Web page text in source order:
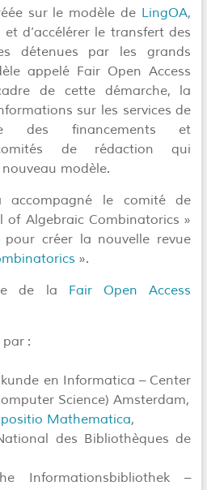
sur le modèle de LingOA,
d’accélérer le transfert des
détenues par les grands
appelé Fair Open Access
de cette démarche, la
sur les services de
des financements et
de rédaction qui
modèle.
accompagné le comité de
of Algebraic Combinatorics »
créer la nouvelle revue
».
de la Fair Open Access
:
en Informatica – Center
Science) Amsterdam,
Mathematica,
des Bibliothèques de
Informationsbibliothek –